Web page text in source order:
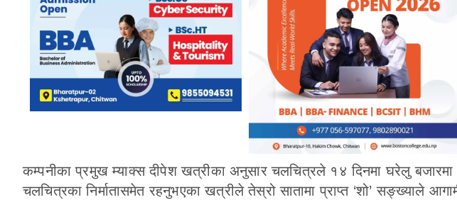
कम्पनीका प्रमुख म्याक्स दीपेश खत्रीका अनुसार चलचित्रले १४ दिनमा घरेलु
चलचित्रका निर्मातासमेत रहनुभएका खत्रीले तेस्रो सातामा प्राप्त ‘शो’ सङ्ख्याले